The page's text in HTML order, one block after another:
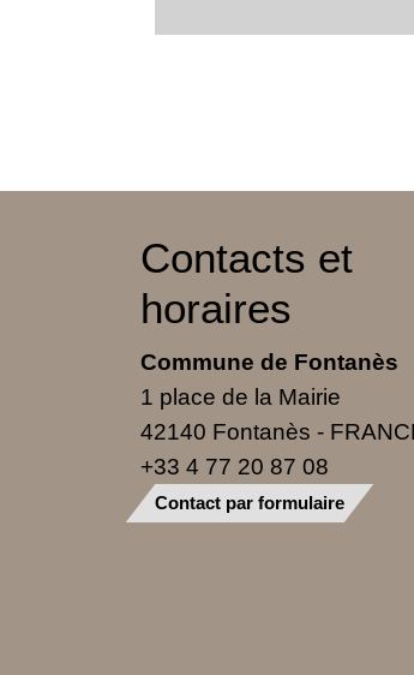
Contacts et
horaires
Commune de Fontanès
1 place de la Mairie
42140 Fontanès -
+33 4 77 20 87 08
Contact par formulaire